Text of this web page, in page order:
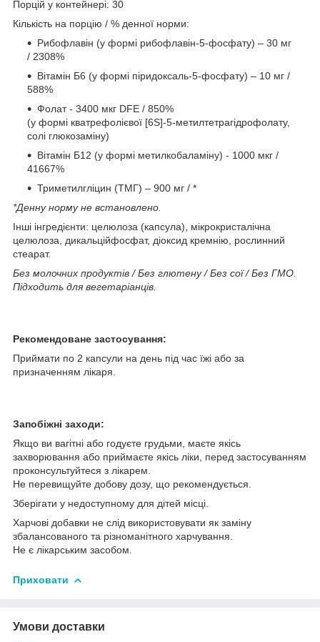
Порцій у контейнері: 30
Кількість на порцію / % денної норми:
Рибофлавін (у формі рибофлавін-5-фосфату) – 30 мг
/ 2308%
Вітамін Б6 (у формі піридоксаль-5-фосфату) – 10 мг /
588%
Фолат - 3400 мкг DFE / 850%
(у формі кватрефолієвої [6S]-5-метилтетрагідрофолату,
солі глюкозаміну)
Вітамін Б12 (у формі метилкобаламіну) - 1000 мкг /
41667%
Триметилгліцин (ТМГ) – 900 мг / *
*Денну норму не встановлено.
Інші інгредієнти: целюлоза (капсула), мікрокристалічна
целюлоза, дикальційфосфат, діоксид кремнію, рослинний
стеарат.
Без молочних продуктів / Без глютену / Без сої / Без ГМО.
Підходить для вегетаріанців.
Рекомендоване застосування:
Приймати по 2 капсули на день під час їжі або за
призначенням лікаря.
Запобіжні заходи:
Якщо ви вагітні або годуєте грудьми, маєте якісь
захворювання або приймаєте якісь ліки, перед застосуванням
проконсультуйтеся з лікарем.
Не перевищуйте добову дозу, що рекомендується.
Зберігати у недоступному для дітей місці.
Харчові добавки не слід використовувати як заміну
збалансованого та різноманітного харчування.
Не є лікарським засобом.
Приховати
Умови доставки